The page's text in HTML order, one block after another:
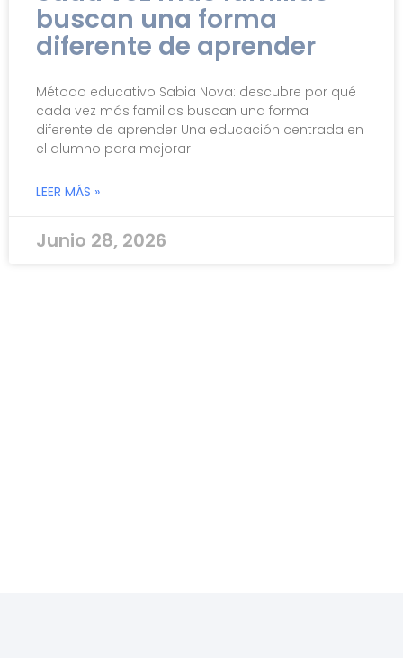
buscan una forma
diferente de aprender
Método educativo Sabia Nova: descubre por qué
cada vez más familias buscan una forma
diferente de aprender Una educación centrada en
el alumno para mejorar
LEER MÁS »
Junio 28, 2026